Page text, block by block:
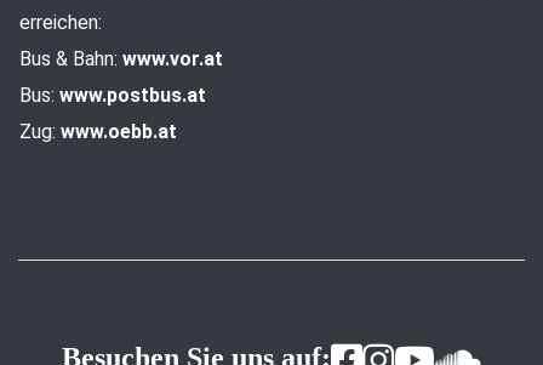
erreichen:
Bus & Bahn: www.vor.at
Bus: www.postbus.at
Zug: www.oebb.at
Besuchen Sie uns auf: